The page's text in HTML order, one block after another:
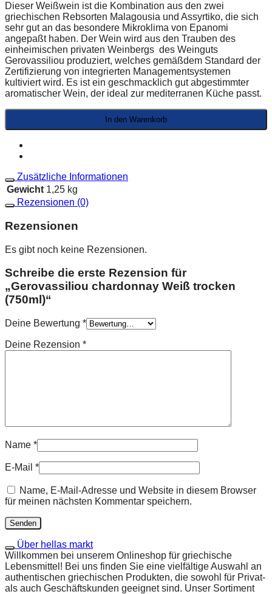
Dieser Weißwein ist die Kombination aus den zwei
griechischen Rebsorten Malagousia und Assyrtiko, die sich
sehr gut an das besondere Mikroklima von Epanomi
angepaßt haben. Der Wein wird aus den Trauben des
einheimischen privaten Weinbergs des Weinguts
Gerovassiliou produziert, welches gemäßdem Standard der
Zertifizierung von integrierten Managementsystemen
kultiviert wird. Es ist ein geschmacklich gut abgestimmter
aromatischer Wein, der ideal zur mediterranen Küche passt.
In den Warenkorb
Zusätzliche Informationen
Gewicht 1,25 kg
Rezensionen (0)
Rezensionen
Es gibt noch keine Rezensionen.
Schreibe die erste Rezension für
„Gerovassiliou chardonnay Weiß trocken
(750ml)“
Deine Bewertung *
Deine Rezension *
Name *
E-Mail *
Name, E-Mail-Adresse und Website in diesem Browser
für meinen nächsten Kommentar speichern.
Über hellas markt
Willkommen bei unserem Onlineshop für griechische
Lebensmittel! Bei uns finden Sie eine vielfältige Auswahl an
authentischen griechischen Produkten, die sowohl für Privat-
als auch Geschäftskunden geeignet sind. Unser Sortiment